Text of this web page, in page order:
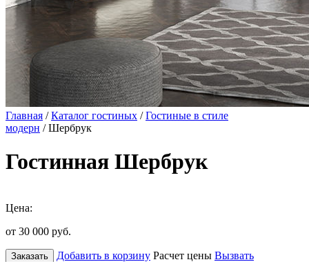
Главная /Каталог гостиных /Гостиные в стиле
модерн / Шербрук
Гостинная Шербрук
Цена:
от 30 000 руб.
Заказать Добавить в корзину Расчет цены Вызвать